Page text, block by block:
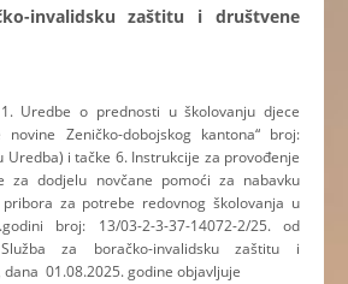
invalidsku zaštitu i društvene
Uredbe o prednosti u školovanju djece
novine Zeničko-dobojskog kantona“ broj:
Uredba) i tačke 6. Instrukcije za provođenje
za dodjelu novčane pomoći za nabavku
za potrebe redovnog školovanja u
broj: 13/03-2-3-37-14072-2/25. od
Služba za boračko-invalidsku zaštitu i
01.08.2025. godine objavljuje